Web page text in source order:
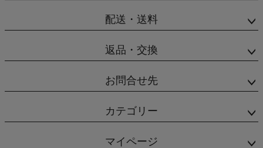
配送・送料
返品・交換
お問合せ先
カテゴリー
マイページ